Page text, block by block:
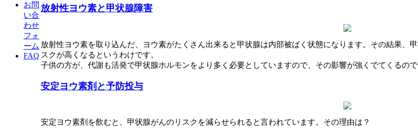
お問
い合
わせ
フォ
ーム
FAQ
放射性ヨウ素と甲状腺障害
放射性ヨウ素を取り込んだ、ヨウ素がたくさん出来ると甲状腺は内部被ばく状態になります。その結果、
スクが高くなるというわけです。
子供の方が、代謝も活発で甲状腺ホルモンをより多く必要としていますので、その影響が強くでてくるので
安定ヨウ素剤と予防投与
安定ヨウ素剤を飲むと、甲状腺がんのリスクを減らせられると言われています。その理由は？